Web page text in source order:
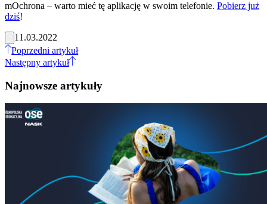
mOchrona – warto mieć tę aplikację w swoim telefonie. Pobierz już
dziś!
11.03.2022
Poprzedni artykuł
Następny artykuł
Najnowsze artykuły